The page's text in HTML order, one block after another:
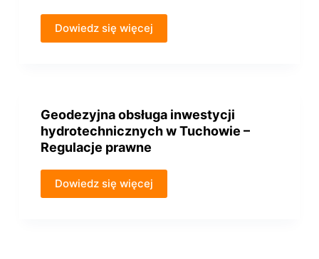
Dowiedz się więcej
Geodezyjna obsługa inwestycji
hydrotechnicznych w Tuchowie –
Regulacje prawne
Dowiedz się więcej